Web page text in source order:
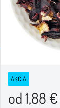
AKCIA
od 1,88 €